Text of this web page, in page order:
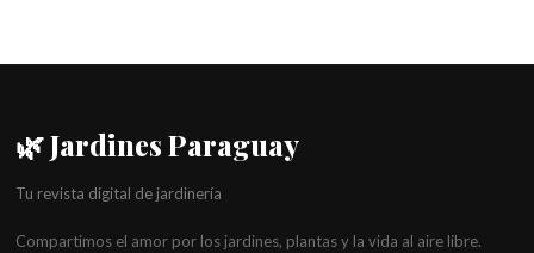
🌿 Jardines Paraguay
Tu revista digital de jardinería
Compartimos el amor por los jardines, plantas y la vida al aire libre.